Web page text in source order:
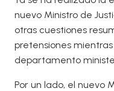
nuevo Ministro de
otras cuestiones
pretensiones
departamento
Por un lado, el nuevo